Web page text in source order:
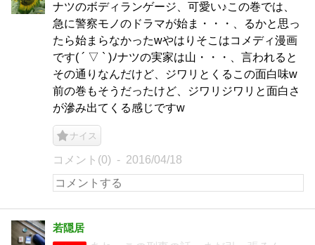
ナツのボディランゲージ、可愛い♪この巻では、
急に警察モノのドラマが始ま・・・、るかと思っ
たら始まらなかったwやはりそこはコメディ漫画
です( ´ ▽ ` )ﾉナツの実家は山・・・、言われると
その通りなんだけど、ジワリとくるこの面白味w
前の巻もそうだったけど、ジワリジワリと面白さ
が滲み出てくる感じですw
ナイス
コメント(0) 2016/04/18
若隠居